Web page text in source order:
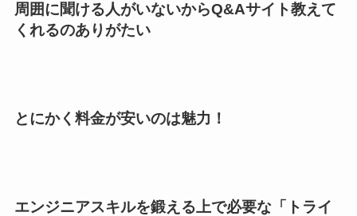
周囲に聞ける人がいないからQ&Aサイト教えて
くれるのありがたい
とにかく料金が安いのは魅力！
エンジニアスキルを鍛える上で必要な「トライ